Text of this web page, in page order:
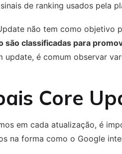
de ranking usados pela
não tem como objetivo
são classificadas para
update, é comum observar
Core
em cada atualização, é
na forma como o Google